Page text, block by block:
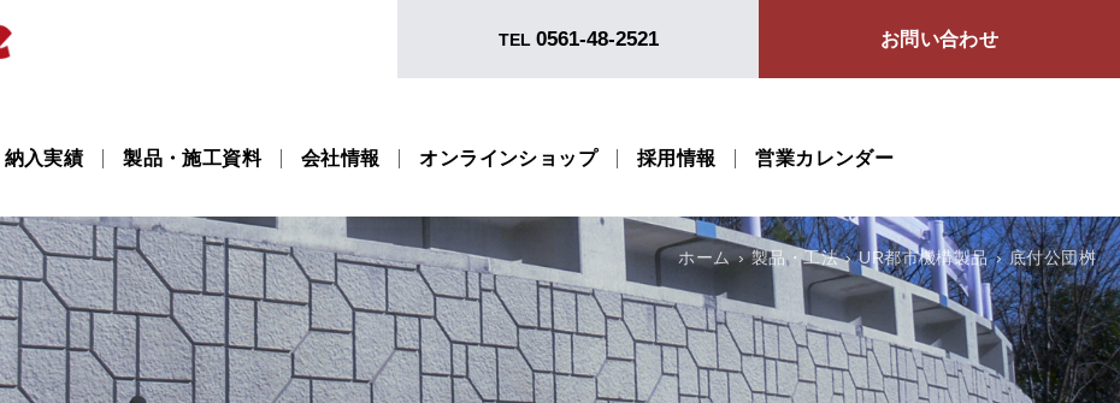
TEL 0561-48-2521 お問い合わせ
納入実績 製品・施工資料 会社情報 オンラインショップ 採用情報 営業カレンダー
ホーム 製品・工法 UR都市機構製品 底付公団桝